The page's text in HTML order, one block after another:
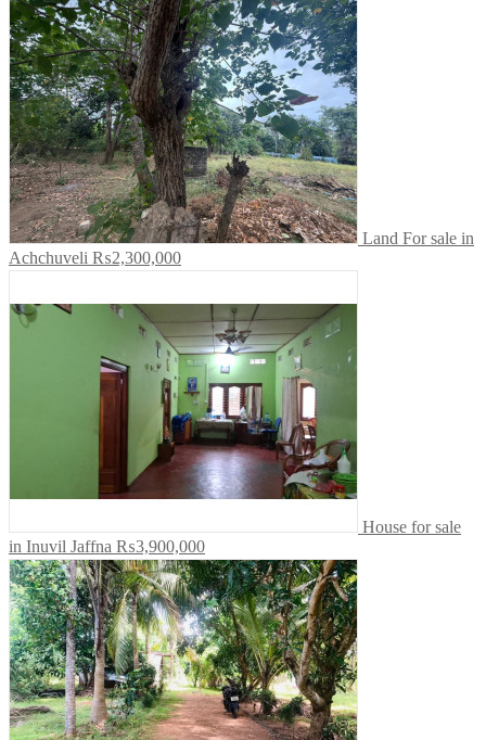
Land For sale in
Achchuveli ₨2,300,000
House for sale
in Inuvil Jaffna ₨3,900,000